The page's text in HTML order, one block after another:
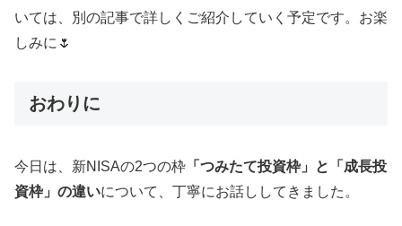
いては、別の記事で詳しくご紹介していく予定です。お楽
しみに🌷
おわりに
今日は、新NISAの2つの枠 「つみたて投資枠」と「成長投
資枠」の違いについて、丁寧にお話ししてきました。